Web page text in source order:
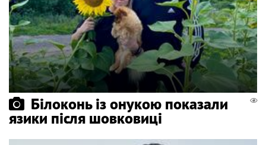
Білоконь із онукою показали
язики після шовковиці